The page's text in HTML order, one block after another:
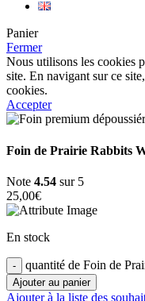
Panier
Fermer
Nous utilisons les cookies
site. En navigant sur ce
cookies.
Accepter
Foin de Prairie Rabbits
Note 4.54 sur 5
25,00€
En stock
quantité de Foin de
Ajouter au panier
Ajouter à la liste des